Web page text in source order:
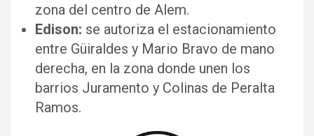
zona del centro de Alem.
Edison: se autoriza el estacionamiento
entre Güiraldes y Mario Bravo de mano
derecha, en la zona donde unen los
barrios Juramento y Colinas de Peralta
Ramos.